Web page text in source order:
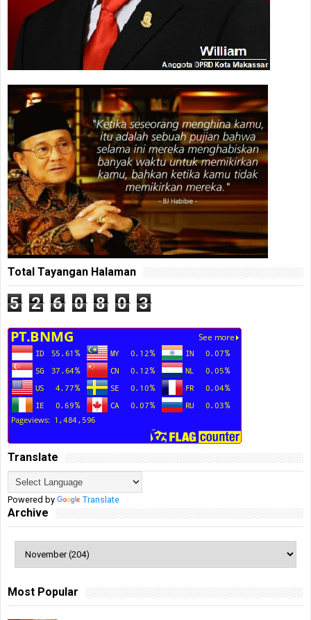
Total Tayangan Halaman
5 2 6 0 8 0 3
Translate
Powered by Translate
Archive
Most Popular